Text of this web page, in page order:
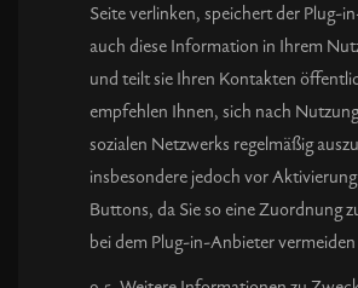
Seite verlinken, speichert der Plug-
auch diese Information in Ihrem
und teilt sie Ihren Kontakten
empfehlen Ihnen, sich nach
sozialen Netzwerks regelmäßig
insbesondere jedoch vor
Buttons, da Sie so eine Zuordnung
bei dem Plug-in-Anbieter